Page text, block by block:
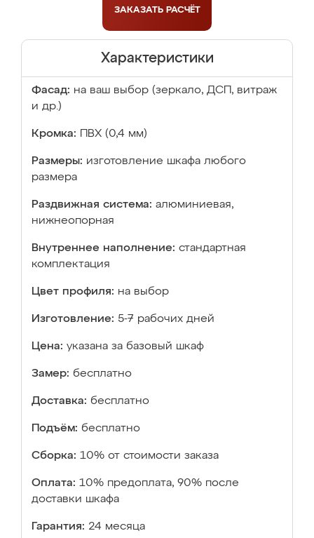
ЗАКАЗАТЬ РАСЧЁТ
Характеристики
Фасад: на ваш выбор (зеркало, ДСП, витраж
и др.)
Кромка: ПВХ (0,4 мм)
Размеры: изготовление шкафа любого
размера
Раздвижная система: алюминиевая,
нижнеопорная
Внутреннее наполнение: стандартная
комплектация
Цвет профиля: на выбор
Изготовление: 5-7 рабочих дней
Цена: указана за базовый шкаф
Замер: бесплатно
Доставка: бесплатно
Подъём: бесплатно
Сборка: 10% от стоимости заказа
Оплата: 10% предоплата, 90% после
доставки шкафа
Гарантия: 24 месяца